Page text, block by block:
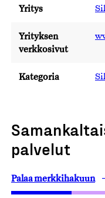
Yritys
Yrityksen
verkkosivut
Kategoria
palvelut
Palaa merkkihakuun